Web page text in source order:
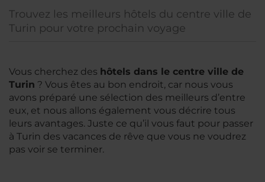
Trouvez les meilleurs hôtels du centre ville de
Turin pour votre prochain voyage
Vous cherchez des hôtels dans le centre ville de
Turin ? Vous êtes au bon endroit, car nous vous
avons préparé une sélection des meilleurs d’entre
eux, et nous allons également vous décrire tous
leurs avantages. Juste ce qu’il vous faut pour passer
à Turin des vacances de rêve que vous ne voudrez
pas voir se terminer.